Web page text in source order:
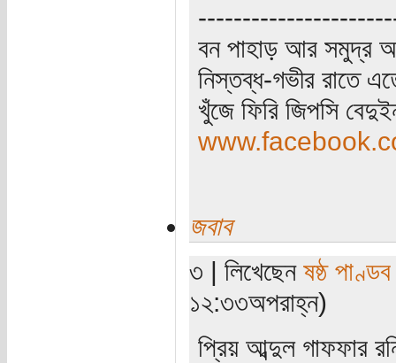
বন পাহাড় আর সমুদ্র
নিস্তব্ধ-গভীর রাতে
খুঁজে ফিরি জিপসি
জবাব
৩ | লিখেছেন ষষ্ঠ পাণ্ডব
১২:৩৩অপরাহ্ন)
প্রিয় আব্দুল গাফফার